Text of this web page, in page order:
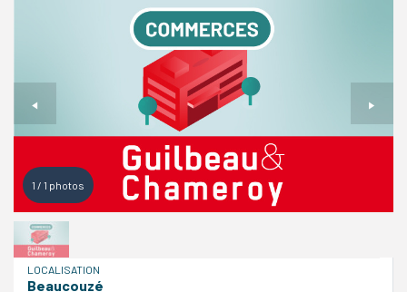
1 / 1 photos
LOCALISATION
Beaucouzé